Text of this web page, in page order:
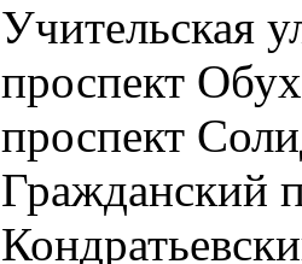
Учительская
проспект
проспект
Гражданский